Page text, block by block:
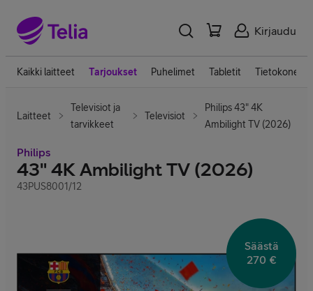
Kirjaudu
Kaikki laitteet Tarjoukset Puhelimet Tabletit Tietokoneet
Laitteet
Televisiot ja
tarvikkeet
Televisiot
Philips 43" 4K
Ambilight TV (2026)
Säästä
270 €
Philips
43" 4K Ambilight TV (2026)
43PUS8001/12